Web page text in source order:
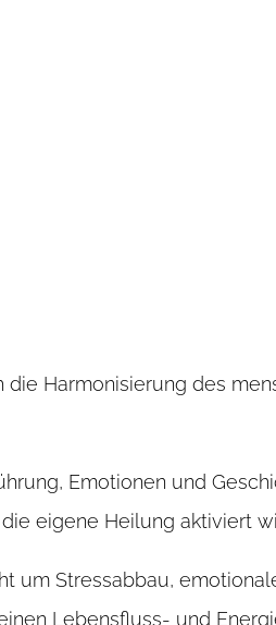
Harmonisierung des
Emotionen und
eigene Heilung aktiviert
um Stressabbau,
Lebensfluss- und